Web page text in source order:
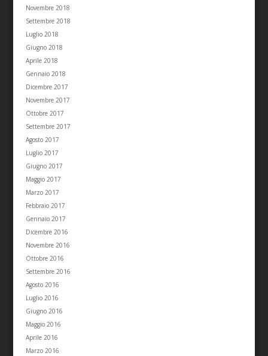
Novembre 2018
Settembre 2018
Luglio 2018
Giugno 2018
Aprile 2018
Gennaio 2018
Dicembre 2017
Novembre 2017
Ottobre 2017
Settembre 2017
Agosto 2017
Luglio 2017
Giugno 2017
Maggio 2017
Marzo 2017
Febbraio 2017
Gennaio 2017
Dicembre 2016
Novembre 2016
Ottobre 2016
Settembre 2016
Agosto 2016
Luglio 2016
Giugno 2016
Maggio 2016
Aprile 2016
Marzo 2016